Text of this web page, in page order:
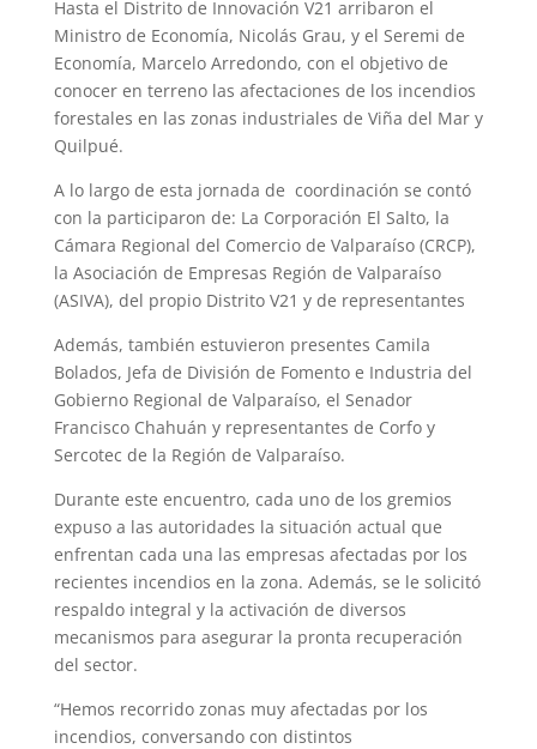
Hasta el Distrito de Innovación V21 arribaron el
Ministro de Economía, Nicolás Grau, y el Seremi de
Economía, Marcelo Arredondo, con el objetivo de
conocer en terreno las afectaciones de los incendios
forestales en las zonas industriales de Viña del Mar y
Quilpué.
A lo largo de esta jornada de coordinación se contó
con la participaron de: La Corporación El Salto, la
Cámara Regional del Comercio de Valparaíso (CRCP),
la Asociación de Empresas Región de Valparaíso
(ASIVA), del propio Distrito V21 y de representantes
Además, también estuvieron presentes Camila
Bolados, Jefa de División de Fomento e Industria del
Gobierno Regional de Valparaíso, el Senador
Francisco Chahuán y representantes de Corfo y
Sercotec de la Región de Valparaíso.
Durante este encuentro, cada uno de los gremios
expuso a las autoridades la situación actual que
enfrentan cada una las empresas afectadas por los
recientes incendios en la zona. Además, se le solicitó
respaldo integral y la activación de diversos
mecanismos para asegurar la pronta recuperación
del sector.
“Hemos recorrido zonas muy afectadas por los
incendios, conversando con distintos